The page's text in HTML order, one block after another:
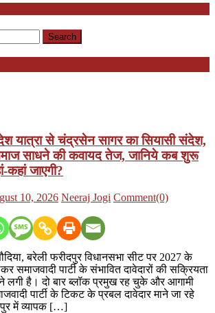
यात्रा से चंद्रसेन सागर का सियासी संदेश,
साधने की कवायद तेज, जानिये कब शुरू
कहां जाएगी?
10, 2026 Author
Neeraj Jogi Comment(0)
बरेली फरीदपुर विधानसभा सीट पर 2027 के
समाजवादी पार्टी के संभावित दावेदारों की सक्रियता
लगी है। दो बार ब्लॉक प्रमुख रह चुके और आगामी
पार्टी के टिकट के प्रबल दावेदार माने जा रहे
में व्यापक […]